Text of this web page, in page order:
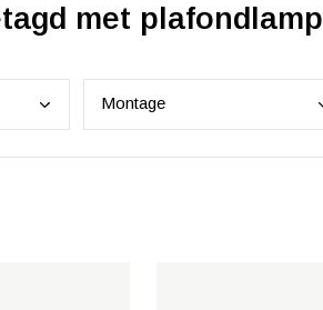
met plafondlamp
Montage